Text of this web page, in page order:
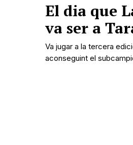
El dia que
va ser a
Va jugar a la tercera
aconseguint el